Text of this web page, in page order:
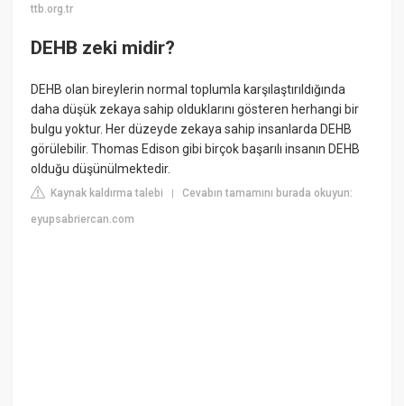
ttb.org.tr
DEHB zeki midir?
DEHB olan bireylerin normal toplumla karşılaştırıldığında
daha düşük zekaya sahip olduklarını gösteren herhangi bir
bulgu yoktur. Her düzeyde zekaya sahip insanlarda DEHB
görülebilir. Thomas Edison gibi birçok başarılı insanın DEHB
olduğu düşünülmektedir.
Kaynak kaldırma talebi |Cevabın tamamını burada okuyun:
eyupsabriercan.com